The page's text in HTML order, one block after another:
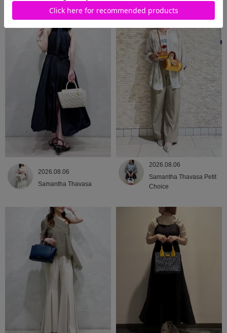
2026.08.06
Samantha Thavasa
2026.08.06
Samantha Thavasa Petit
Choice